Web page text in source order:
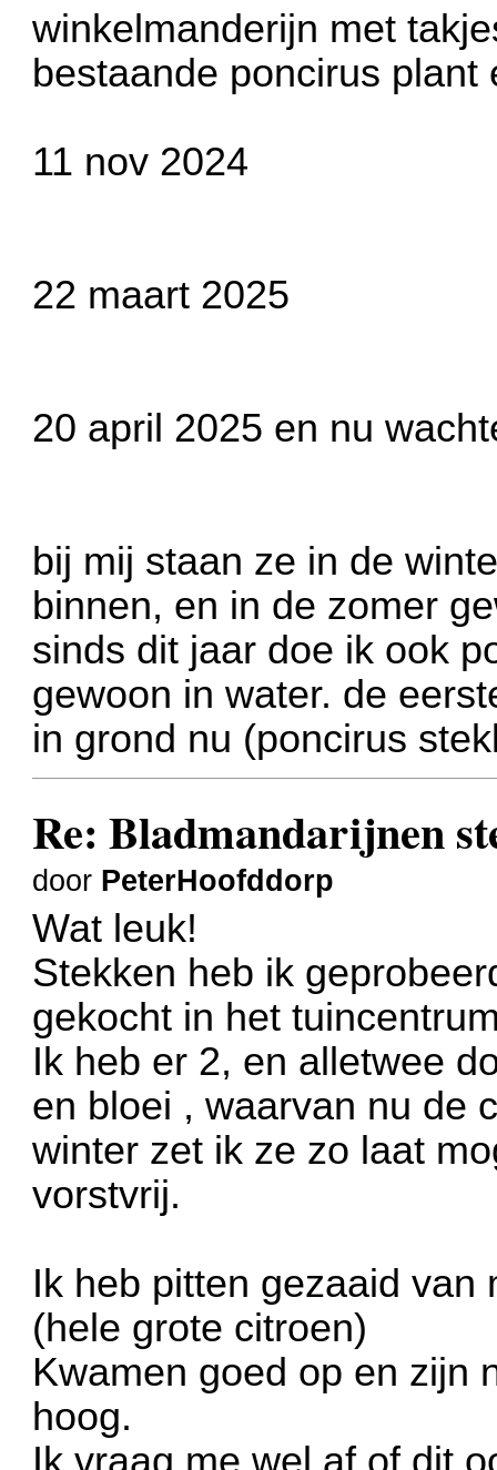
winkelmanderijn met
bestaande poncirus
11 nov 2024
22 maart 2025
20 april 2025 en nu
bij mij staan ze in de
binnen, en in de zomer
sinds dit jaar doe ik ook
gewoon in water. de
in grond nu (poncirus
Re: Bladmandarijnen
door PeterHoofddorp
Wat leuk!
Stekken heb ik
gekocht in het
Ik heb er 2, en alletwee
en bloei , waarvan nu de
winter zet ik ze zo laat
vorstvrij.
Ik heb pitten gezaaid van
(hele grote citroen)
Kwamen goed op en zijn
hoog.
Ik vraag me wel af of dit